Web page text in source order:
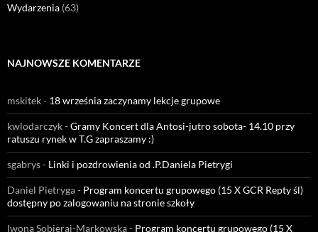
Wydarzenia (63)
NAJNOWSZE KOMENTARZE
mskitek- 18 września zaczynamy lekcje grupowe
kwlodarczyk-Gramy Koncert dla Antosi-jutro sobota- 14.10 przy
ratuszu rynek w T.G zapraszamy :)
sgabrys- Linki i pozdrowienia od .P.Daniela Pietrygi
Daniel Pietryga- Program koncertu grupowego (15 X GCR Repty śl)
dostępny po zalogowaniu na stronie szkoły
Iwona Sobieraj-Markowska- Program koncertu grupowego (15 X